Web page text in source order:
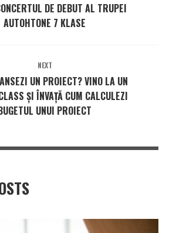
DE DEBUT AL TRUPEI
AUTOHTONE 7 KLASE
NEXT
UN PROIECT? VINO LA UN
ȘI ÎNVAȚĂ CUM CALCULEZI
UNUI PROIECT